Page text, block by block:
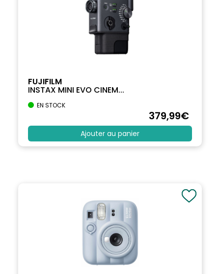
FUJIFILM
INSTAX MINI EVO CINEM...
EN STOCK
379,99€
Ajouter au panier